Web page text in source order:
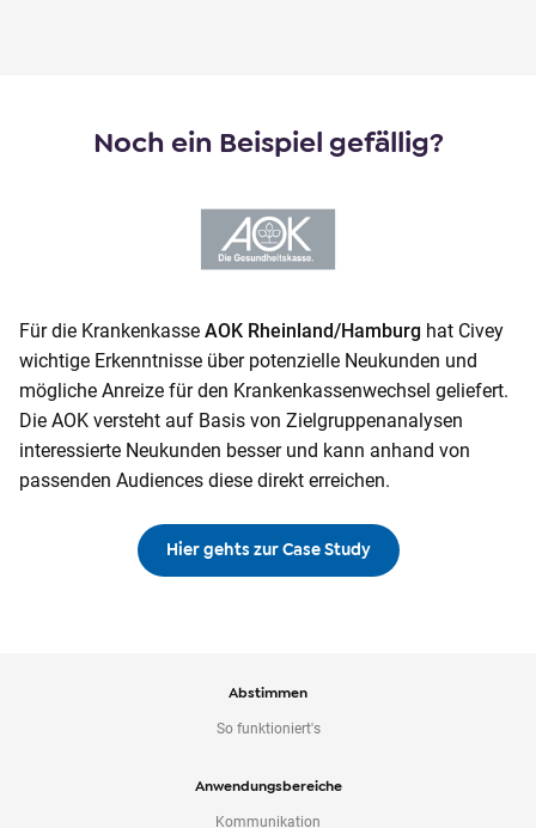
Noch ein Beispiel gefällig?
Für die Krankenkasse AOK Rheinland/Hamburg hat Civey
wichtige Erkenntnisse über potenzielle Neukunden und
mögliche Anreize für den Krankenkassenwechsel geliefert.
Die AOK versteht auf Basis von Zielgruppenanalysen
interessierte Neukunden besser und kann anhand von
passenden Audiences diese direkt erreichen.
Hier gehts zur Case Study
Abstimmen
So funktioniert's
Anwendungsbereiche
Kommunikation